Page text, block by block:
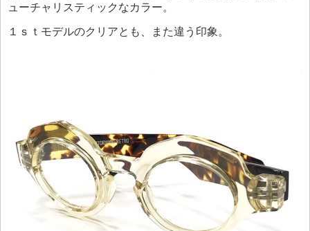
ューチャリスティックなカラー。
１ｓｔモデルのクリアとも、また違う印象。